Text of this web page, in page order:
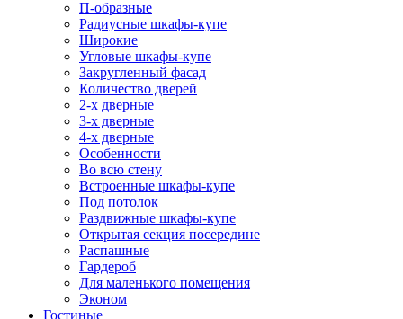
П-образные
Радиусные шкафы-купе
Широкие
Угловые шкафы-купе
Закругленный фасад
Количество дверей
2-х дверные
3-х дверные
4-х дверные
Особенности
Во всю стену
Встроенные шкафы-купе
Под потолок
Раздвижные шкафы-купе
Открытая секция посередине
Распашные
Гардероб
Для маленького помещения
Эконом
Гостиные